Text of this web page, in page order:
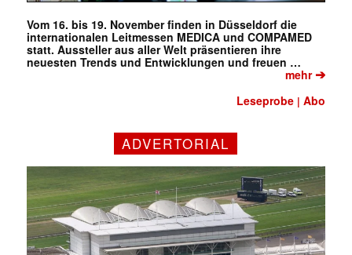
Vom 16. bis 19. November finden in Düsseldorf die
internationalen Leitmessen MEDICA und COMPAMED
statt. Aussteller aus aller Welt präsentieren ihre
neuesten Trends und Entwicklungen und freuen …
mehr➔
Leseprobe |Abo
ADVERTORIAL